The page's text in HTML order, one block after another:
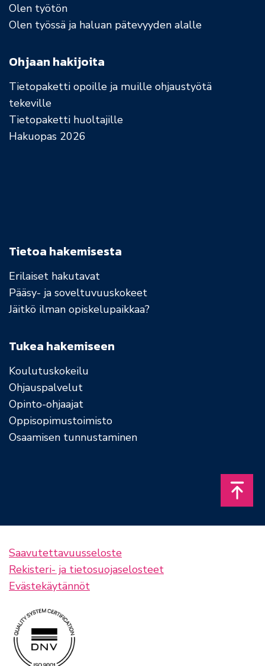
Olen työtön
Olen työssä ja haluan pätevyyden alalle
Ohjaan hakijoita
Tietopaketti opoille ja muille ohjaustyötä
tekeville
Tietopaketti huoltajille
Hakuopas 2026
Tietoa hakemisesta
Erilaiset hakutavat
Pääsy- ja soveltuvuuskokeet
Jäitkö ilman opiskelupaikkaa?
Tukea hakemiseen
Koulutuskokeilu
Ohjauspalvelut
Opinto-ohjaajat
Oppisopimustoimisto
Osaamisen tunnustaminen
Saavutettavuusseloste
Rekisteri- ja tietosuojaselosteet
Evästekäytännöt